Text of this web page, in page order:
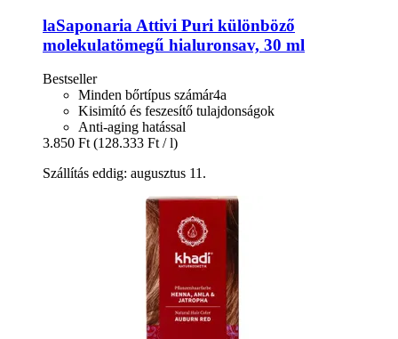
laSaponaria Attivi Puri különböző
molekulatömegű hialuronsav, 30 ml
Bestseller
Minden bőrtípus számár4a
Kisimító és feszesítő tulajdonságok
Anti-aging hatással
3.850 Ft (128.333 Ft / l)
Szállítás eddig: augusztus 11.